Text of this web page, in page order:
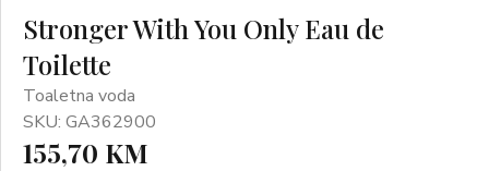
Stronger With You Only Eau de
Toilette
Toaletna voda
SKU: GA362900
155,70 KM